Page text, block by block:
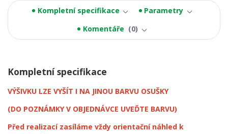
Kompletní specifikace
Parametry
Komentáře
0
Kompletní specifikace
VÝŠIVKU LZE VYŠÍT I NA JINOU BARVU OSUŠKY
(DO POZNÁMKY V OBJEDNÁVCE UVEĎTE BARVU)
Před realizací zasíláme vždy orientační náhled k